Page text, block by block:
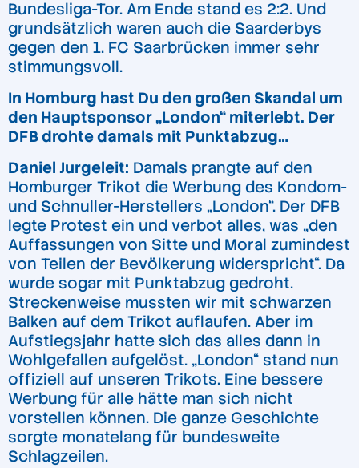
Bundesliga-Tor. Am Ende stand es 2:2. Und
grundsätzlich waren auch die Saarderbys
gegen den 1. FC Saarbrücken immer sehr
stimmungsvoll.
In Homburg hast Du den großen Skandal um
den Hauptsponsor „London“ miterlebt. Der
DFB drohte damals mit Punktabzug…
Daniel Jurgeleit: Damals prangte auf den
Homburger Trikot die Werbung des Kondom-
und Schnuller-Herstellers „London“. Der DFB
legte Protest ein und verbot alles, was „den
Auffassungen von Sitte und Moral zumindest
von Teilen der Bevölkerung widerspricht“. Da
wurde sogar mit Punktabzug gedroht.
Streckenweise mussten wir mit schwarzen
Balken auf dem Trikot auflaufen. Aber im
Aufstiegsjahr hatte sich das alles dann in
Wohlgefallen aufgelöst. „London“ stand nun
offiziell auf unseren Trikots. Eine bessere
Werbung für alle hätte man sich nicht
vorstellen können. Die ganze Geschichte
sorgte monatelang für bundesweite
Schlagzeilen.